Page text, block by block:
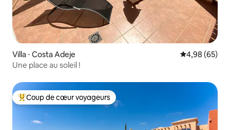
Villa ⋅ Costa Adeje Évaluation
4,98 (65)
Une place au soleil !
Coups de cœur voyageurs les plus appréciés
Coup de cœur voyageurs